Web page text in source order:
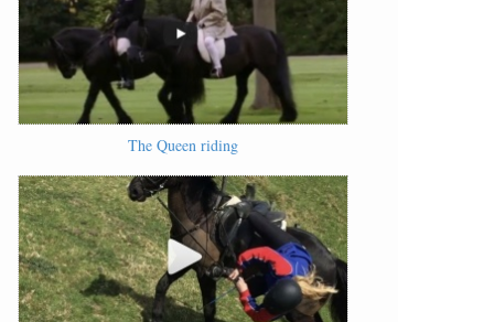
The Queen riding